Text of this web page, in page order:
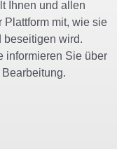
Ihnen und allen
Plattform mit, wie sie
beseitigen wird.
informieren Sie über